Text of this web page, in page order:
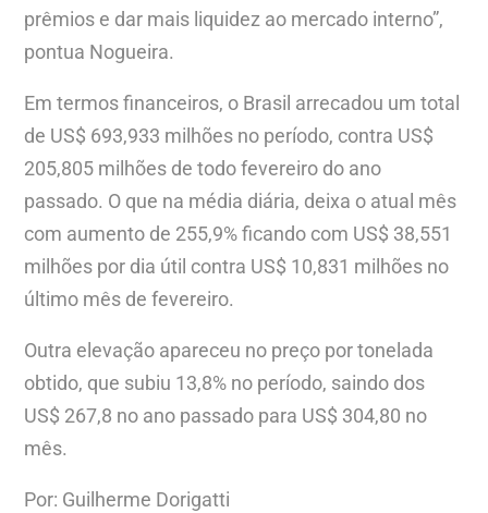
prêmios e dar mais liquidez ao mercado interno”,
pontua Nogueira.
Em termos financeiros, o Brasil arrecadou um total
de US$ 693,933 milhões no período, contra US$
205,805 milhões de todo fevereiro do ano
passado. O que na média diária, deixa o atual mês
com aumento de 255,9% ficando com US$ 38,551
milhões por dia útil contra US$ 10,831 milhões no
último mês de fevereiro.
Outra elevação apareceu no preço por tonelada
obtido, que subiu 13,8% no período, saindo dos
US$ 267,8 no ano passado para US$ 304,80 no
mês.
Por: Guilherme Dorigatti